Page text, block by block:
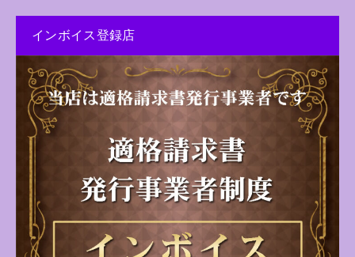
インボイス登録店